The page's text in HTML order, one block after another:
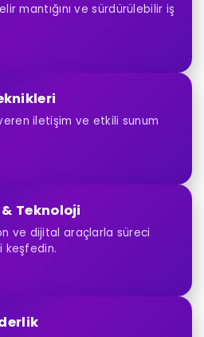
mantığını ve sürdürülebilir iş
iletişim ve etkili sunum
Teknoloji
ve dijital araçlarla süreci
keşfedin.